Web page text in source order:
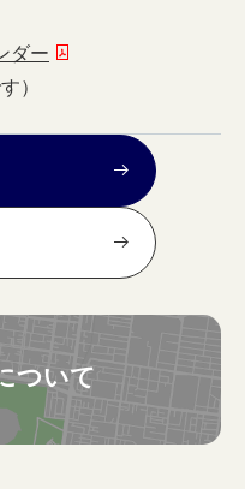
ダー
）
ついて